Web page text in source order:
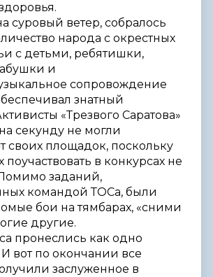
суровый ветер, собралось
народа с окрестных
с детьми, ребятишки,
и
сопровождение
знатный
«Трезвого Саратова»
секунду не могли
своих площадок, поскольку
в конкурсах не
заданий,
командой ТОСа, были
бои на тямбарах, «сними
другие.
пронеслись как одно
вот по окончании все
заслуженное в